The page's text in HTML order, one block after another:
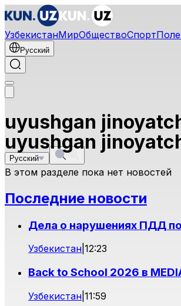
УзбекистанМирОбществоСпорт
Русский
uyushgan
Русский
uyushgan
В этом разделе пока нет новостей
Последние новости
Дела о нарушениях ПДД
Узбекистан 12:23
Back to School 2026 в
Узбекистан 11:59